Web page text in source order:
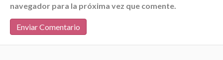
navegador para la próxima vez que comente.